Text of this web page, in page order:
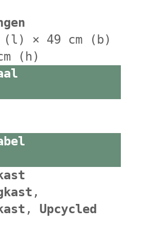
(l) × 49 cm (b)
(h)
,
, Upcycled